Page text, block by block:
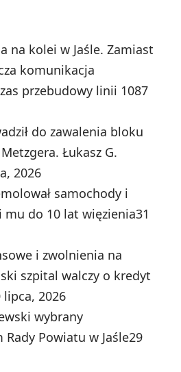
na kolei w Jaśle. Zamiast
komunikacja
przebudowy linii 1087
do zawalenia bloku
Łukasz G.
2026
samochody i
mu do 10 lat więzienia31
i zwolnienia na
szpital walczy o kredyt
lipca, 2026
wybrany
Rady Powiatu w Jaśle29